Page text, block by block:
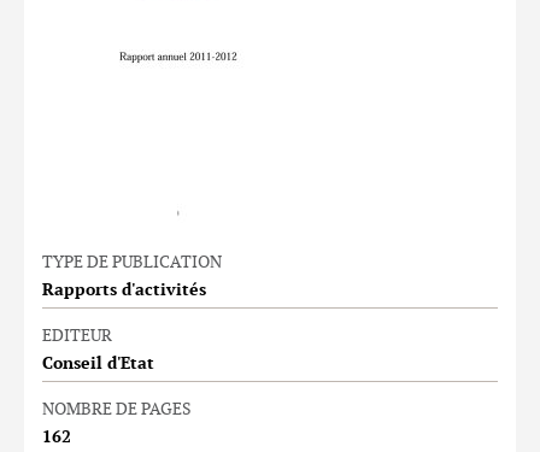
TYPE DE PUBLICATION
Rapports d'activités
EDITEUR
Conseil d'Etat
NOMBRE DE PAGES
162